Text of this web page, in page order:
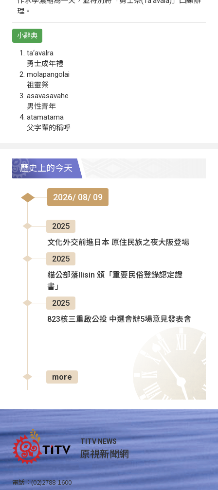
理。
小辭典
ta‘avalra
勇士成年禮
molapangolai
祖靈祭
asavasavahe
男性青年
atamatama
父字輩的稱呼
歷史上的今天
2026/ 08/ 09
2025
文化外交前進日本 原住民族之夜大阪登場
2025
貓公部落Ilisin 頒「重要民俗登錄認定證
書」
2025
823核三重啟公投 中選會辦5場意見發表會
more
TITV NEWS
原視新聞網
電話：(02)2788-1600